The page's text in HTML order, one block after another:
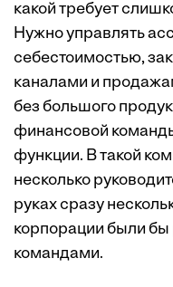
какой требует
Нужно управлять
себестоимостью,
каналами и
без большого
финансовой
функции. В такой
несколько
руках сразу
корпорации были
командами.